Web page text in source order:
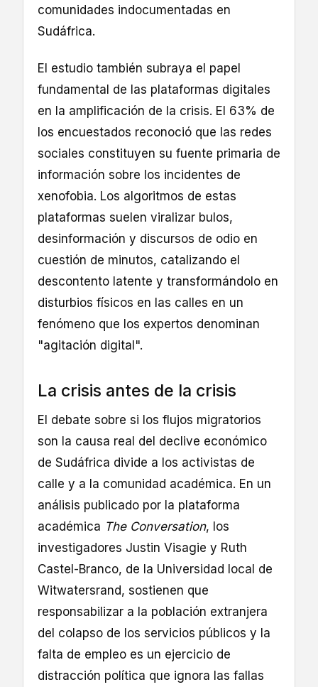
comunidades indocumentadas en
Sudáfrica.
El estudio también subraya el papel
fundamental de las plataformas digitales
en la amplificación de la crisis. El 63% de
los encuestados reconoció que las redes
sociales constituyen su fuente primaria de
información sobre los incidentes de
xenofobia. Los algoritmos de estas
plataformas suelen viralizar bulos,
desinformación y discursos de odio en
cuestión de minutos, catalizando el
descontento latente y transformándolo en
disturbios físicos en las calles en un
fenómeno que los expertos denominan
"agitación digital".
La crisis antes de la crisis
El debate sobre si los flujos migratorios
son la causa real del declive económico
de Sudáfrica divide a los activistas de
calle y a la comunidad académica. En un
análisis publicado por la plataforma
académica The Conversation, los
investigadores Justin Visagie y Ruth
Castel-Branco, de la Universidad local de
Witwatersrand, sostienen que
responsabilizar a la población extranjera
del colapso de los servicios públicos y la
falta de empleo es un ejercicio de
distracción política que ignora las fallas